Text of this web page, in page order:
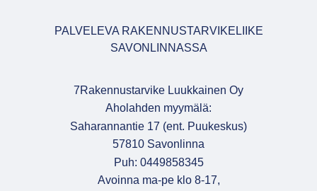
PALVELEVA RAKENNUSTARVIKELIIKE
SAVONLINNASSA
7Rakennustarvike Luukkainen Oy
Aholahden myymälä:
Saharannantie 17 (ent. Puukeskus)
57810 Savonlinna
Puh: 0449858345
Avoinna ma-pe klo 8-17,